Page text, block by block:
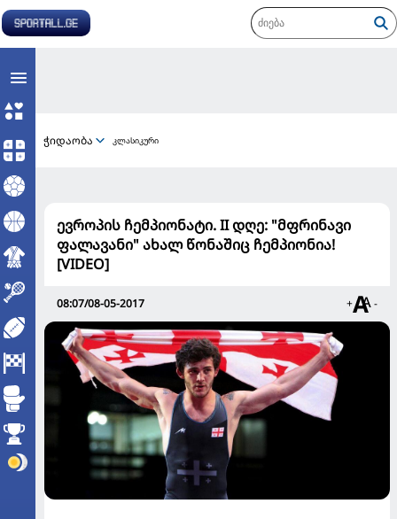
ჭიდაობა კლასიკური
ევროპის ჩემპიონატი. II დღე: "მფრინავი
ფალავანი" ახალ წონაშიც ჩემპიონია!
[VIDEO]
08:07/08-05-2017 + -